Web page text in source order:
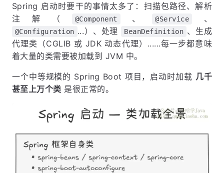
Spring 启动时要干的事情太多了：扫描包路径、解析
注解（
@Component 、 @Service 、
@Configuration ...）、处理 BeanDefinition 、生成
代理类（CGLIB 或 JDK 动态代理）......每一步都意味
着大量的类需要被加载到 JVM 中。
一个中等规模的 Spring Boot 项目，启动时加载 几千
甚至上万个类 是很正常的。